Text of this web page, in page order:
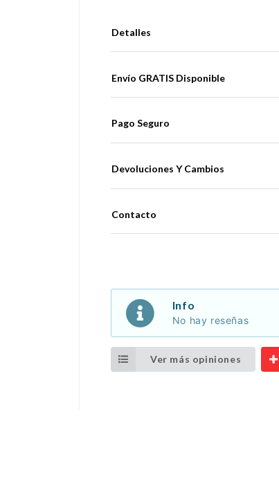
Detalles
Envío GRATIS Disponible
Pago Seguro
Devoluciones Y Cambios
Contacto
Info
No hay reseñas
Ver más opiniones